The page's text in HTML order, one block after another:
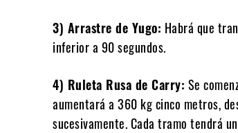
3) Arrastre de Yugo: Habrá que
inferior a 90 segundos.
4) Ruleta Rusa de Carry: Se
aumentará a 360 kg cinco metros,
sucesivamente. Cada tramo tendrá